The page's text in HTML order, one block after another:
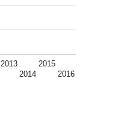
2013
2014
2015
2016